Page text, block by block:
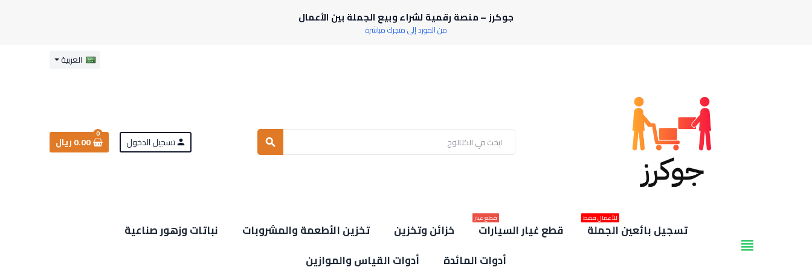
جوكرز – منصة رقمية لشراء وبيع الجملة بين الأعمال
من المورد إلى متجرك مباشرة
العربية
search
person تسجيل الدخول
0
0.00 ريال
view_headline
تسجيل بائعين الجملة
للأعمال فقط
قطع غيار السيارات
قطع غيار
خزائن وتخزين تخزين الأطعمة والمشروبات
نباتات وزهور صناعية
أدوات المائدة
أدوات القياس والموازين